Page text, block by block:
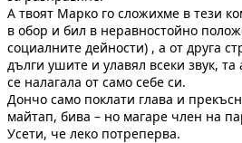
А твоят Марко го сложихме в тези
в обор и бил в неравностойно
социалните дейности) , а от друга
дълги ушите и улавял всеки звук, та
се налагала от само себе си.
Дончо само поклати глава и
майтап, бива – но магаре член на
Усети, че леко потреперва.